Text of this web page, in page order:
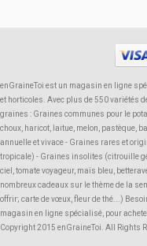
enGraineToi est un magasin en ligne
et horticoles. Avec plus de 550 variétés
graines : Graines communes pour le
choux, haricot, laitue, melon, pastèque,
annuelle et vivace - Graines rares et
tropicale) - Graines insolites (citrouille
ciel, tomate voyageur, maïs bleu,
nombreux cadeaux sur le thème de la
offrir; carte de vœux, fleur de thé...)
magasin en ligne spécialisé, pour
Copyright 2015 enGraineToi. All Rights